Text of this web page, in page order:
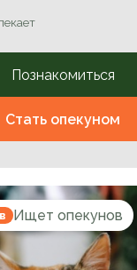
Познакомиться
Стать опекуном
Ищет опекунов